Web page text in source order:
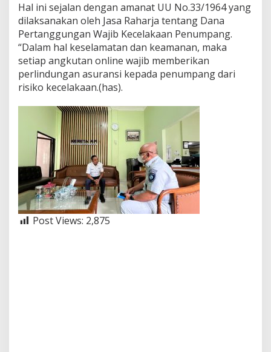
Hal ini sejalan dengan amanat UU No.33/1964 yang
dilaksanakan oleh Jasa Raharja tentang Dana
Pertanggungan Wajib Kecelakaan Penumpang.
“Dalam hal keselamatan dan keamanan, maka
setiap angkutan online wajib memberikan
perlindungan asuransi kepada penumpang dari
risiko kecelakaan.(has).
Post Views: 2,875